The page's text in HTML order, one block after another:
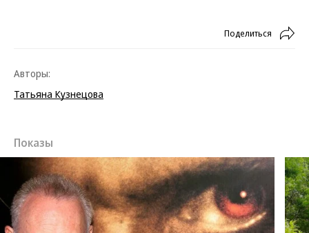
Поделиться
Авторы:
Татьяна Кузнецова
Показы